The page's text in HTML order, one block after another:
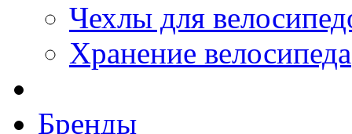
Чехлы для
Хранение велосипеда
Бренды